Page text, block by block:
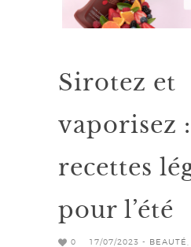
Sirotez et
vaporisez
recettes
pour l’été
0 17/07/2023 - BEAUTÉ